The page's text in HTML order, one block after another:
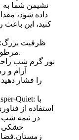
نشیمن شما به
داده شود،
کنید، این
ظرفیت بزرگ:
مرطوب کننده نیز استفاده کنید.
نور گرم شب
آرام و
استفاده از
در نیمه شب
خشکی